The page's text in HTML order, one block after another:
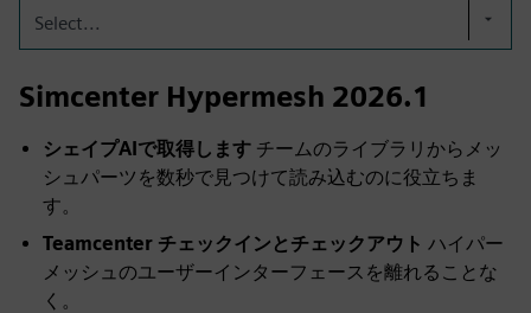
Select...
Simcenter Hypermesh 2026.1
シェイプAIで取得します チームのライブラリからメッ
シュパーツを数秒で見つけて読み込むのに役立ちま
す。
Teamcenter チェックインとチェックアウト ハイパー
メッシュのユーザーインターフェースを離れることな
く。